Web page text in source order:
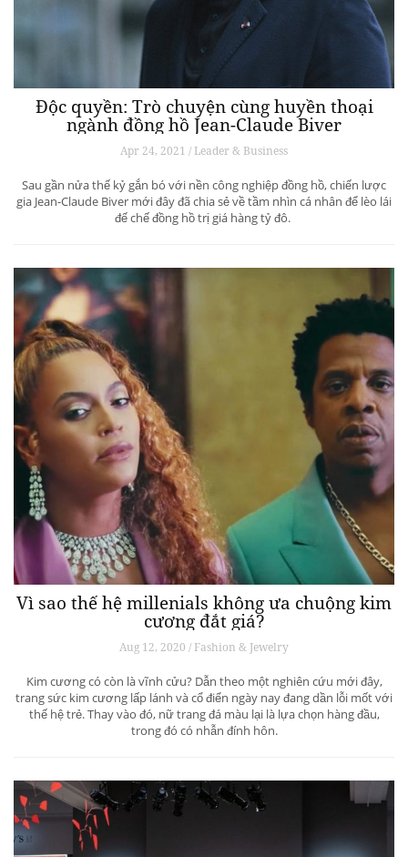
Độc quyền: Trò chuyện cùng huyền thoại
ngành đồng hồ Jean-Claude Biver
Apr 24, 2021 / Leader & Business
Sau gần nửa thế kỷ gắn bó với nền công nghiệp đồng hồ, chiến lược
gia Jean-Claude Biver mới đây đã chia sẻ về tầm nhìn cá nhân để lèo lái
đế chế đồng hồ trị giá hàng tỷ đô.
Vì sao thế hệ millenials không ưa chuộng kim
cương đắt giá?
Aug 12, 2020 / Fashion & Jewelry
Kim cương có còn là vĩnh cửu? Dẫn theo một nghiên cứu mới đây,
trang sức kim cương lấp lánh và cổ điển ngày nay đang dần lỗi mốt với
thế hệ trẻ. Thay vào đó, nữ trang đá màu lại là lựa chọn hàng đầu,
trong đó có nhẫn đính hôn.